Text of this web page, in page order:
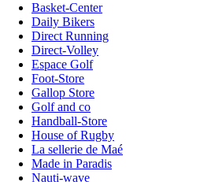
Basket-Center
Daily Bikers
Direct Running
Direct-Volley
Espace Golf
Foot-Store
Gallop Store
Golf and co
Handball-Store
House of Rugby
La sellerie de Maé
Made in Paradis
Nauti-wave